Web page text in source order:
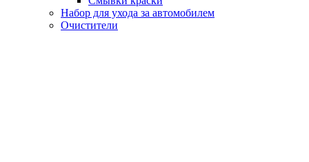
Набор для ухода за автомобилем
Очистители